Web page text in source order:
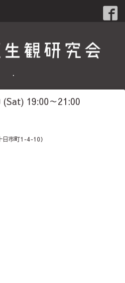
・
19:00～21:00
市町1-4-10）